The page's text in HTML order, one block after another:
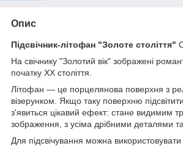
Опис
Підсвічник-літофан "Золоте століття"
На свічнику "Золотий вік" зображені
початку XX століття.
Літофан — це порцелянова поверхня з
візерунком. Якщо таку поверхню
з'явиться цікавий ефект: стане видимим
зображення, з усіма дрібними деталями
Для підсвічування можна